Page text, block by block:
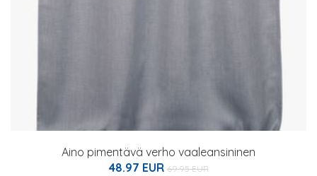
Aino pimentävä verho vaaleansininen
48.97 EUR 69.95 EUR